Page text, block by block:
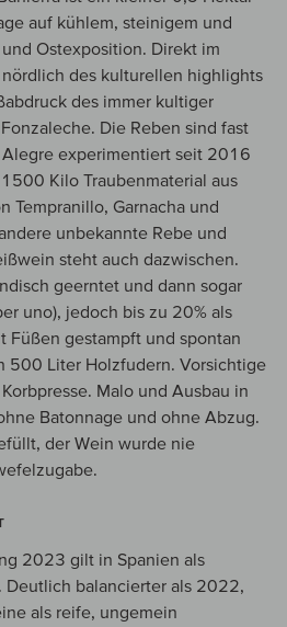
auf kühlem, steinigem und
Ostexposition. Direkt im
des kulturellen highlights
des immer kultiger
Die Reben sind fast
experimentiert seit 2016
Kilo Traubenmaterial aus
Tempranillo, Garnacha und
unbekannte Rebe und
steht auch dazwischen.
geerntet und dann sogar
uno), jedoch bis zu 20% als
Füßen gestampft und spontan
500 Liter Holzfudern. Vorsichtige
Malo und Ausbau in
Batonnage und ohne Abzug.
der Wein wurde nie
2023 gilt in Spanien als
Deutlich balancierter als 2022,
als reife, ungemein